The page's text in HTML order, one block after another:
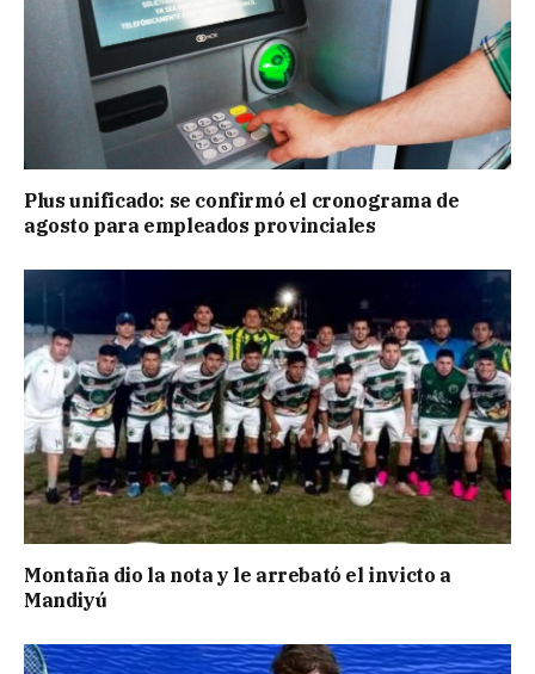
Plus unificado: se confirmó el cronograma de
agosto para empleados provinciales
Montaña dio la nota y le arrebató el invicto a
Mandiyú